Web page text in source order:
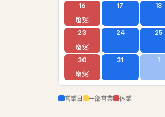
16 17 18
23 24 25
30 31 1
営業日 一部営業 休業